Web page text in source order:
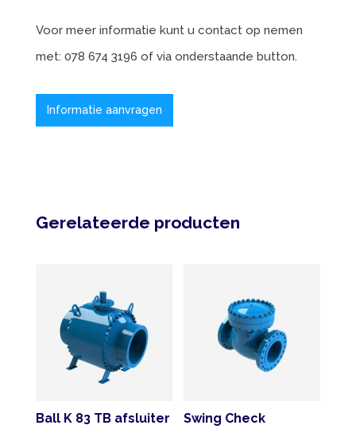
Voor meer informatie kunt u contact op nemen
met: 078 674 3196 of via onderstaande button.
Informatie aanvragen
Gerelateerde producten
Ball K 83 TB afsluiter
Swing Check